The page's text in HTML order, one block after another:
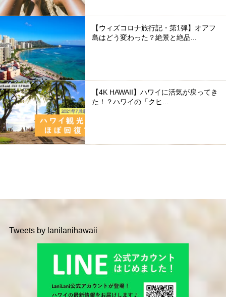
【ウィズコロナ旅行記・第1弾】オアフ
島はどう変わった？絶景と絶品...
【4K HAWAII】ハワイに活気が戻ってき
た！？ハワイの「クヒ...
Tweets by lanilanihawaii